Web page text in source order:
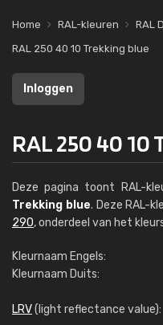
Home RAL-kleuren RAL
RAL 250 40 10 Trekking blue
Inloggen
RAL 250 40
Deze pagina toont RAL-
Trekking blue. Deze RAL-
290, onderdeel van het
Kleurnaam Engels:
Kleurnaam Duits:
LRV(light reflectance value):